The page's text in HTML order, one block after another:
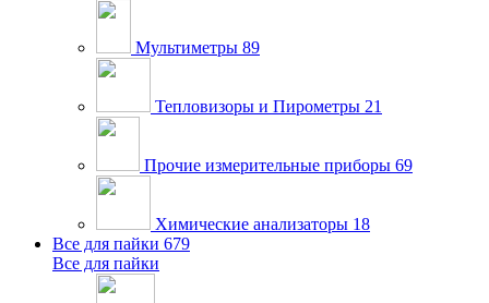
Мультиметры 89
Тепловизоры и Пирометры 21
Прочие измерительные приборы 69
Химические анализаторы 18
Все для пайки 679
Все для пайки